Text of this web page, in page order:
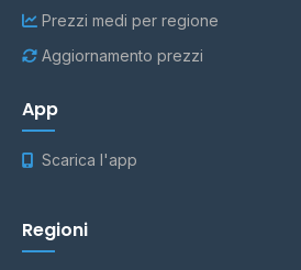
Prezzi medi per regione
Aggiornamento prezzi
App
Scarica l'app
Regioni